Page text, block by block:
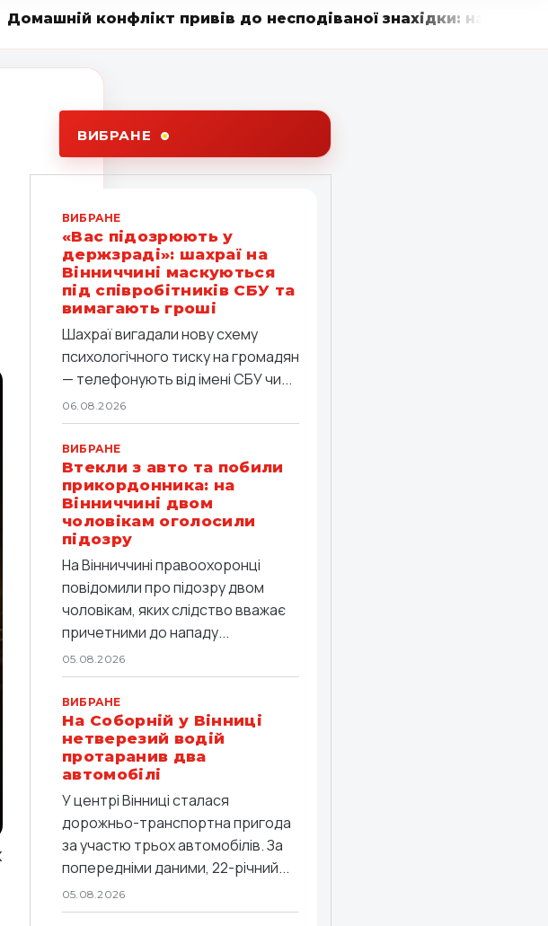
привів до несподіваної знахідки: на подвір’ї знайшли
ВИБРАНЕ
ВИБРАНЕ
«Вас підозрюють у
держзраді»: шахраї на
Вінниччині маскуються
під співробітників СБУ та
вимагають гроші
Шахраї вигадали нову схему
психологічного тиску на громадян
— телефонують від імені СБУ чи...
06.08.2026
ВИБРАНЕ
Втекли з авто та побили
прикордонника: на
Вінниччині двом
чоловікам оголосили
підозру
На Вінниччині правоохоронці
повідомили про підозру двом
чоловікам, яких слідство вважає
причетними до нападу...
05.08.2026
ВИБРАНЕ
На Соборній у Вінниці
нетверезий водій
протаранив два
автомобілі
У центрі Вінниці сталася
дорожньо-транспортна пригода
за участю трьох автомобілів. За
попередніми даними, 22-річний...
05.08.2026